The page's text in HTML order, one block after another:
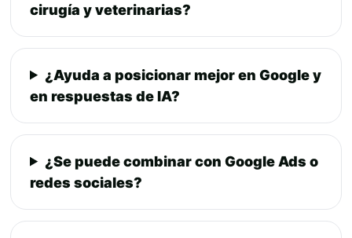
cirugía y veterinarias?
¿Ayuda a posicionar mejor en Google y
en respuestas de IA?
¿Se puede combinar con Google Ads o
redes sociales?